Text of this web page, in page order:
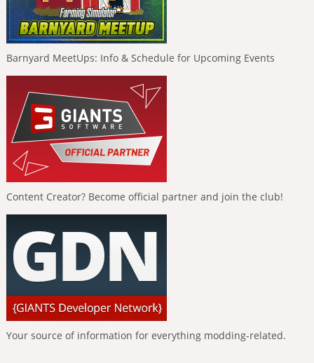
Barnyard MeetUps: Info & Schedule for Upcoming Events
Content Creator? Become official partner and join the club!
Your source of information for everything modding-related.